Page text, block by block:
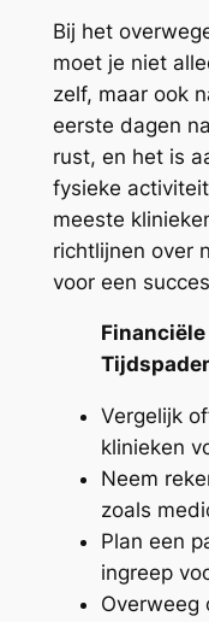
Bij het
moet je niet
zelf, maar ook
eerste dagen
rust, en het is
fysieke
meeste
richtlijnen over
voor een
Vergelijk
klinieken
Neem
zoals
Plan een
ingreep
Overweeg